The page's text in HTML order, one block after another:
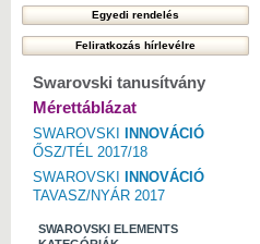
Swarovski tanusítvány
Mérettáblázat
SWAROVSKI
INNOVÁCIÓ
ŐSZ/TÉL 2017/18
SWAROVSKI
INNOVÁCIÓ
TAVASZ/NYÁR 2017
SWAROVSKI ELEMENTS